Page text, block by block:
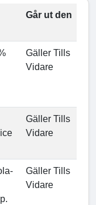
Går ut den
Gäller Tills
Vidare
Gäller Tills
Vidare
Gäller Tills
Vidare